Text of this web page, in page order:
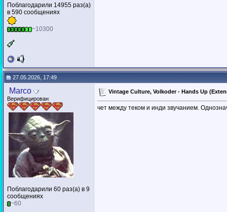
Поблагодарили 14955 раз(а)
в 590 сообщениях
~10300
27.05.2026, 17:49
Marco
Верифицирован
Поблагодарили 60 раз(а) в 9
сообщениях
~60
Vintage Culture, Volkoder - Hands Up
чет между теком и инди звучанием.